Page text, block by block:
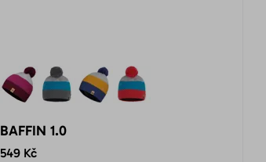
BAFFIN 1.0
549 Kč